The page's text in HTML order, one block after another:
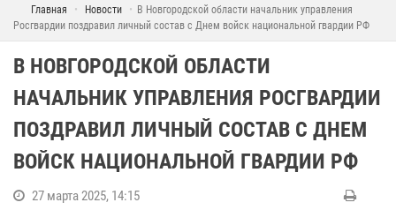
Главная Новости
В Новгородской области начальник управления
Росгвардии поздравил личный состав с Днем войск национальной гвардии РФ
В НОВГОРОДСКОЙ ОБЛАСТИ
НАЧАЛЬНИК УПРАВЛЕНИЯ РОСГВАРДИИ
ПОЗДРАВИЛ ЛИЧНЫЙ СОСТАВ С ДНЕМ
ВОЙСК НАЦИОНАЛЬНОЙ ГВАРДИИ РФ
27 марта 2025, 14:15